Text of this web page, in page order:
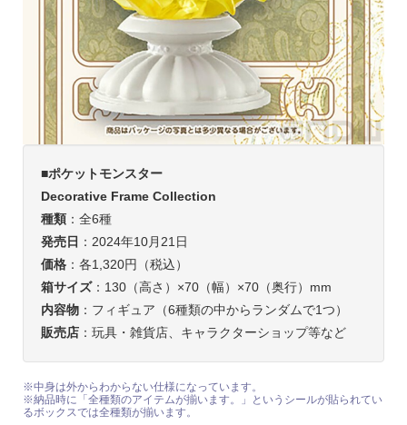
■ポケットモンスター
Decorative Frame Collection
種類：全6種
発売日 ：2024年10月21日
価格：各1,320円（税込）
箱サイズ：130（高さ）×70（幅）×70（奥行）mm
内容物：フィギュア（6種類の中からランダムで1つ）
販売店：玩具・雑貨店、キャラクターショップ等など
※中身は外からわからない仕様になっています。
※納品時に「全種類のアイテムが揃います。」というシールが貼られてい
るボックスでは全種類が揃います。